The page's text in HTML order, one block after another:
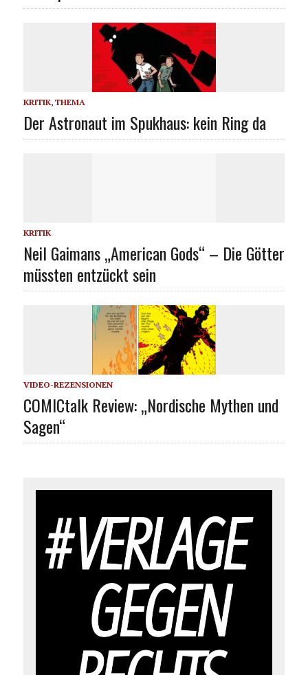
KRITIK, THEMA
Der Astronaut im Spukhaus: kein Ring da
KRITIK
Neil Gaimans „American Gods“ – Die Götter
müssten entzückt sein
VIDEO-REZENSIONEN
COMICtalk Review: „Nordische Mythen und
Sagen“